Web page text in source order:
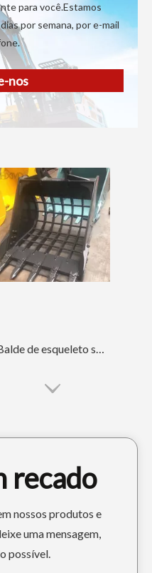
para você.Estamos
por semana, por e-mail
nos
Balde de esqueleto soldado vestível para Sany215
recado
nossos produtos e
uma mensagem,
possível.